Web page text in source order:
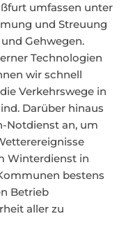
umfassen unter
und Streuung
Gehwegen.
Technologien
wir schnell
Verkehrswege in
Darüber hinaus
Notdienst an, um
Winterdienst in
bestens
Betrieb
aller zu